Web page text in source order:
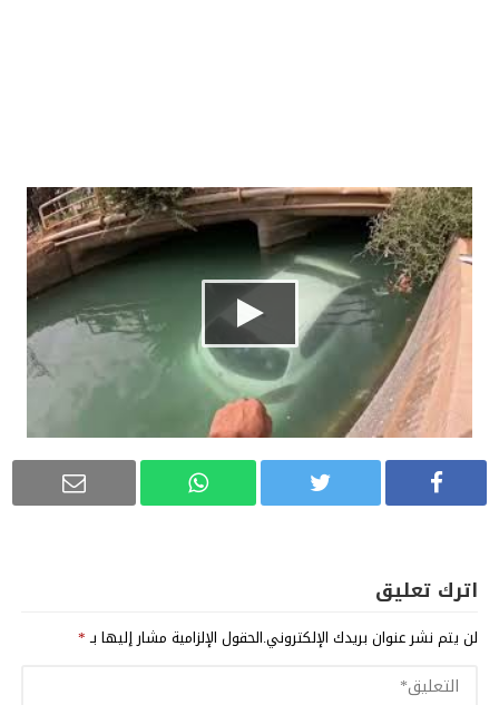
اترك تعليق
لن يتم نشر عنوان بريدك الإلكتروني.الحقول الإلزامية مشار إليها بـ*